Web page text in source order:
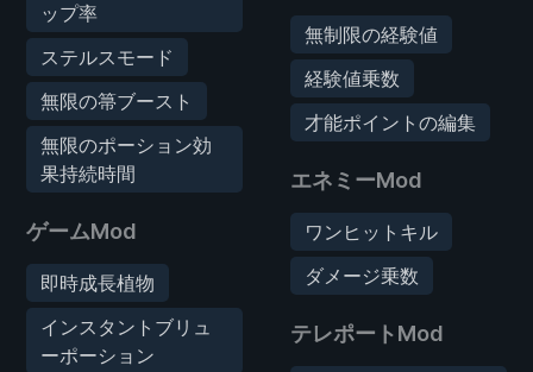
ップ率
ステルスモード
無限の箒ブースト
無限のポーション効
果持続時間
ゲームMod
即時成長植物
インスタントブリュ
ーポーション
無制限の経験値
経験値乗数
才能ポイントの編集
エネミーMod
ワンヒットキル
ダメージ乗数
テレポートMod